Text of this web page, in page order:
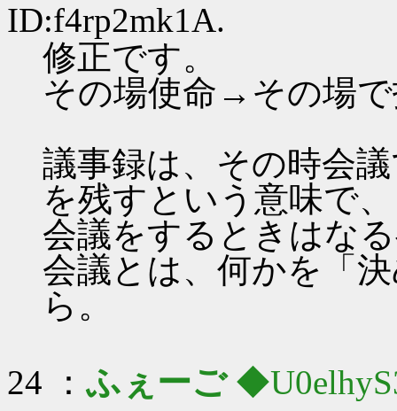
ID:f4rp2mk1A.
修正です。
その場使命→その場
議事録は、その時会
を残すという意味で、
会議をするときはな
会議とは、何かを「
ら。
24 ：ふぇーご